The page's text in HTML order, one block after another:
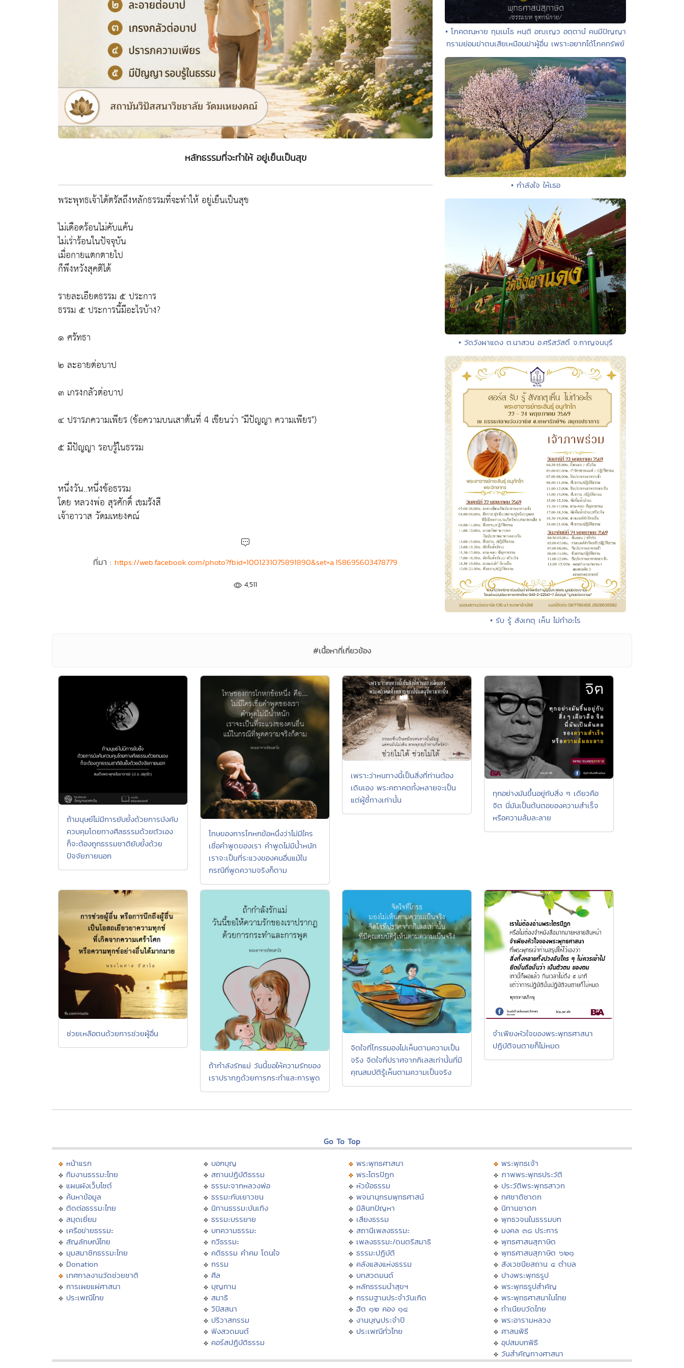
หลักธรรมที่จะทำให้ อยู่เย็นเป็นสุข
พระพุทธเจ้าได้ตรัสถึงหลักธรรมที่จะทำให้ อยู่เย็นเป็นสุข
ไม่เดือดร้อนไม่คับแค้น
ไม่เร่าร้อนในปัจจุบัน
เมื่อกายแตกตายไป
ก็พึงหวังสุคติได้
รายละเอียดธรรม ๕ ประการ
ธรรม ๕ ประการนี้มีอะไรบ้าง?
๑ ศรัทธา
๒ ละอายต่อบาป
๓ เกรงกลัวต่อบาป
๔ ปรารภความเพียร (ข้อความบนเสาต้นที่ 4 เขียนว่า "มีปัญญา ความเพียร")
๕ มีปัญญา รอบรู้ในธรรม
หนึ่งวัน..หนึ่งข้อธรรม
โดย หลวงพ่อ สุรศักดิ์ เขมรังสี
เจ้าอาวาส วัดมเหยงคณ์
ที่มา : https://web.facebook.com/photo?fbid=1001231075891890&set=a.158695603478779
4,511
• โภคตณฺหาย ทุมฺเมโธ หนฺติ อญฺเญว อตฺตานํ คนมีปัญญา
ทรามย่อมฆ่าตนเสียเหมือนฆ่าผู้อื่น เพราะอยากได้โภคทรัพย์
• กำลังใจ ให้เธอ
• วัดวังผาแดง ต.นาสวน อ.ศรีสวัสดิ์ จ.กาญจนบุรี
• รับ รู้ สังเกตุ เห็น ไม่ทำอะไร
#เนื้อหาที่เกี่ยวข้อง
ถ้ามนุษย์ไม่มีการยับยั้งด้วยการบังคับ
ควบคุมโดยทางศีลธรรมด้วยตัวเอง
ก็จะต้องถูกธรรมชาติยับยั้งด้วย
ปัจจัยภายนอก
โทษของการโกหกข้อหนึ่งว่าไม่มีใคร
เชื่อคำพูดของเรา คำพูดไม่มีน้ำหนัก
เราจะเป็นที่ระแวงของคนอื่นแม้ใน
กรณีที่พูดความจริงก็ตาม
เพราะว่าหนทางนี้เป็นสิ่งที่ท่านต้อง
เดินเอง พระคถาคตทั้งหลายจะเป็น
แต่ผู้ชี้ทางเท่านั้น
ทุกอย่างมันขึ้นอยู่กับสิ่ง ๆ เดียวคือ
จิต นี่มันเป็นต้นตอของความสำเร็จ
หรือความล้มละลาย
ช่วยเหลือตนด้วยการช่วยผู้อื่น
ถ้ากำลังรักแม่ วันนี้ขอให้ความรักของ
เราปรากฏด้วยการกระทำและการพูด
จิตใจที่โกรธมองไม่เห็นตามความเป็น
จริง จิตใจที่ปราศจากกิเลสเท่านั้นที่มี
คุณสมบัติรู้เห็นตามความเป็นจริง
จำเพียงหัวใจของพระพุทธศาสนา
ปฏิบัติจนตายก็ไม่หมด
Go To Top
หน้าแรก
ทีมงานธรรมะไทย
แผนผังเว็บไซต์
ค้นหาข้อมูล
ติดต่อธรรมะไทย
สมุดเยี่ยม
เครือข่ายธรรมะ
สัญลักษณ์ไทย
มุมสมาชิกธรรมะไทย
Donation
เทศกาลงานวัดช่วยชาติ
การเผยแผ่ศาสนา
ประเพณีไทย
บอกบุญ
สถานปฏิบัติธรรม
ธรรมะจากหลวงพ่อ
ธรรมะกับเยาวชน
นิทานธรรมะบันเทิง
ธรรมะบรรยาย
บทความธรรมะ
กวีธรรมะ
คติธรรม คำคม โดนใจ
กรรม
ศีล
บุญทาน
สมาธิ
วิปัสสนา
ปริวาสกรรม
ฟังสวดมนต์
คอร์สปฏิบัติธรรม
พระพุทธศาสนา
พระไตรปิฏก
หัวข้อธรรม
พจนานุกรมพุทธศาสน์
มิลินทปัญหา
เสียงธรรม
สถานีเพลงธรรมะ
เพลงธรรมะ/ดนตรีสมาธิ
ธรรมะปฏิบัติ
คลังแสงแห่งธรรม
บทสวดมนต์
หลักธรรมนำสุขฯ
กรรมฐานประจำวันเกิด
ฮีต ๑๒ คอง ๑๔
งานบุญประจำปี
ประเพณีทั่วไทย
พระพุทธเจ้า
ภาพพระพุทธประวัติ
ประวัติพระพุทธสาวก
ทศชาติชาดก
นิทานชาดก
พุทธวจนในธรรมบท
มงคล ๓๘ ประการ
พุทธศาสนสุภาษิต
พุทธศาสนสุภาษิต ๖๒๑
สังเวชนียสถาน ๔ ตำบล
ปางพระพุทธรูป
พระพุทธรูปสำคัญ
พระพุทธศาสนาในไทย
ทำเนียบวัดไทย
พระอารามหลวง
ศาสนพิธี
อุปสมบทพิธี
วันสำคัญทางศาสนา